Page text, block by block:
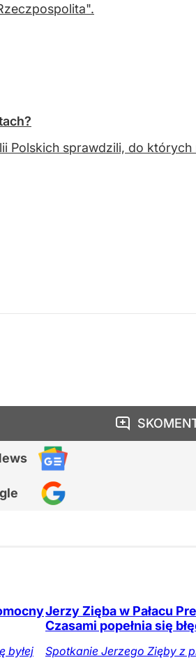
Polskich sprawdzili, do których
byłej
Jerzy Zięba w Pałacu
Czasami popełnia się
Spotkanie Jerzego Zięby z